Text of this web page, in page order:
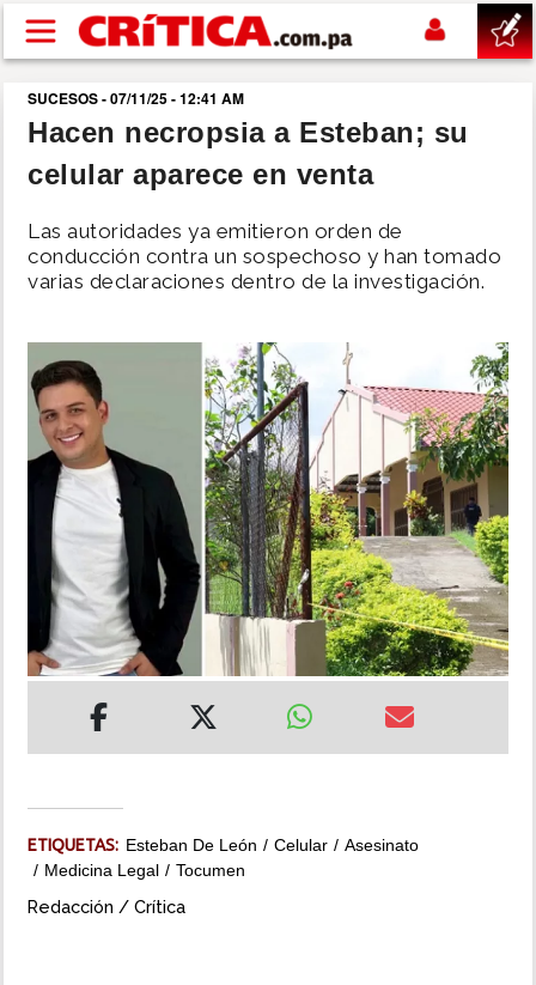
Pasar al contenido principal
buscar
SUCESOS
NACIONAL
SHOW
DEPORTES
MUNDO
INSÓLITAS
MULTIMEDIA
IMPRESO
SUCESOS - 07/11/25 - 12:41 AM
Hacen necropsia a Esteban; su
celular aparece en venta
Las autoridades ya emitieron orden de
conducción contra un sospechoso y han tomado
varias declaraciones dentro de la investigación.
ETIQUETAS: Esteban De León Celular
Asesinato
Medicina Legal
Tocumen
Redacción / Crítica